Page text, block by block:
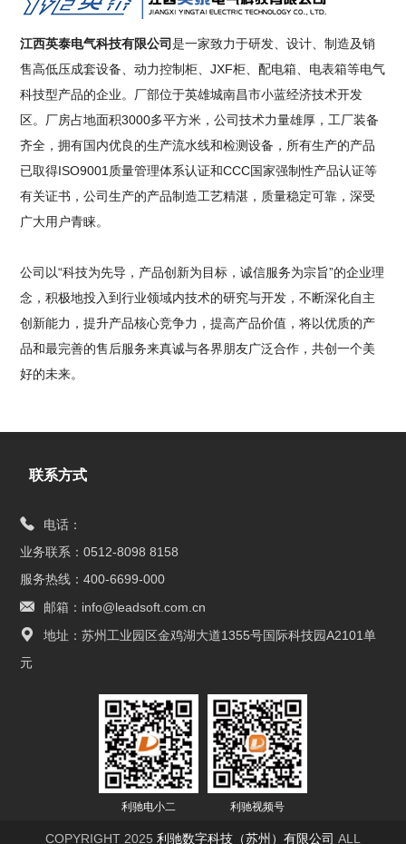
江西英泰电气科技有限公司是一家致力于研发、设计、制造及销
售高低压成套设备、动力控制柜、JXF柜、配电箱、电表箱等电气
科技型产品的企业。厂部位于英雄城南昌市小蓝经济技术开发
区。厂房占地面积3000多平方米，公司技术力量雄厚，工厂装备
齐全，拥有国内优良的生产流水线和检测设备，所有生产的产品
已取得ISO9001质量管理体系认证和CCC国家强制性产品认证等
有关证书，公司生产的产品制造工艺精湛，质量稳定可靠，深受
广大用户青睐。
公司以“科技为先导，产品创新为目标，诚信服务为宗旨”的企业理
念，积极地投入到行业领域内技术的研究与开发，不断深化自主
创新能力，提升产品核心竞争力，提高产品价值，将以优质的产
品和最完善的售后服务来真诚与各界朋友广泛合作，共创一个美
好的未来。
联系方式
电话：
业务联系：0512-8098 8158
服务热线：400-6699-000
邮箱：info@leadsoft.com.cn
地址：苏州工业园区金鸡湖大道1355号国际科技园A2101单
元
利驰电小二 利驰视频号
COPYRIGHT 2025 利驰数字科技（苏州）有限公司 ALL